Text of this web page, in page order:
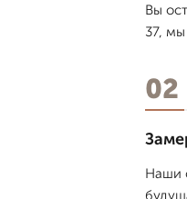
Вы
37,
02
Наши